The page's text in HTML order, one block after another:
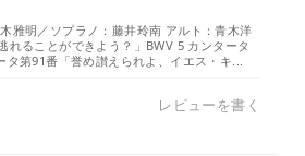
雅明／ソプラノ：藤井玲南 アルト：青木洋
れることができよう？」BWV 5 カンタータ
第91番「誉め讃えられよ、イエス・キ...
レビューを書く